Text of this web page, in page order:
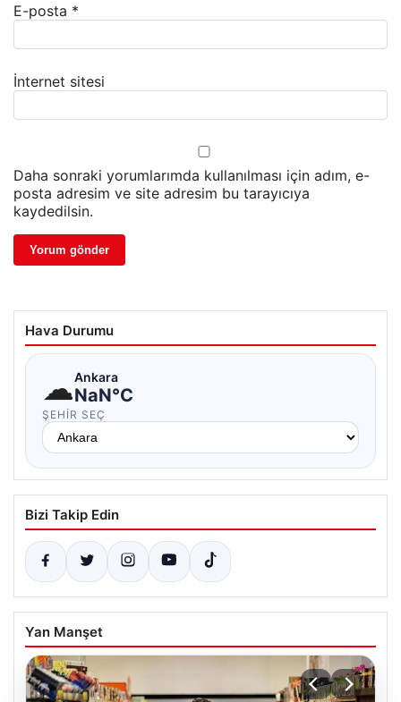
E-posta *
İnternet sitesi
Daha sonraki yorumlarımda kullanılması için adım, e-
posta adresim ve site adresim bu tarayıcıya
kaydedilsin.
Hava Durumu
☁Ankara
NaN°C
ŞEHIR SEÇ
Bizi Takip Edin
Yan Manşet